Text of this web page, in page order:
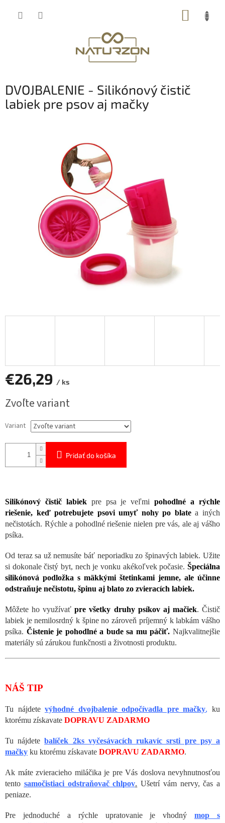
DVOJBALENIE - Silikónový čistič
labiek pre psov aj mačky
€26,29 / ks
cena:
Zvoľte variant
Variant
Pridať do košíka
Silikónový čistič labiekpre psa je veľmipohodlné a rýchle
riešenie, keď potrebujete psovi umyť nohy po blatea iných
nečistotách. Rýchle a pohodlné riešenie nielen pre vás, ale aj vášho
psíka.
Od teraz sa už nemusíte báť neporiadku zo špinavých labiek. Užite
si dokonale čistý byt, nech je vonku akékoľvek počasie. Špeciálna
silikónová podložka s mäkkými štetinkami jemne, ale účinne
odstraňuje nečistotu, špinu aj blato zo zvieracích labiek.
Môžete ho využívaťpre všetky druhy psíkov aj mačiek. Čistič
labiek je nemilosrdný k špine no zároveň príjemný k labkám vášho
psíka. Čistenie je pohodlné a bude sa mu páčiť. Najkvalitnejšie
materiály sú zárukou funkčnosti a životnosti produktu.
NÁŠ TIP
Tu nájdetevýhodné dvojbalenie odpočívadla pre mačky, ku
ktorému získavate DOPRAVU ZADARMO
Tu nájdetebalíček 2ks vyčesávacích rukavíc srsti pre psy a
mačky ku ktorému získavate DOPRAVU ZADARMO.
Ak máte zvieracieho miláčika je pre Vás doslova nevyhnutnosťou
tento samočistiaci odstraňovač chlpov. Ušetrí vám nervy, čas a
peniaze.
Pre jednoduché a rýchle upratovanie je vhodnýmop s